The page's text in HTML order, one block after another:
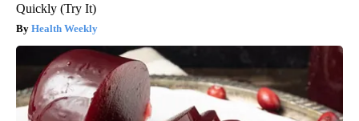
Quickly (Try It)
Health Weekly